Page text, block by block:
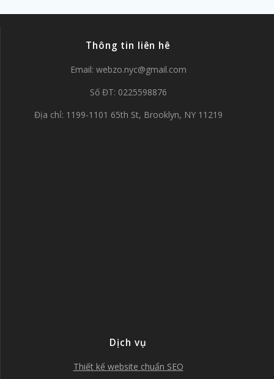
Thông tin liên hê
Email: webzo.nyc@gmail.com
Số ĐT: 0225598876
Địa chỉ: 1199-1101 65th St, Brooklyn, NY 11219
Dịch vụ
Thiết kế website chuẩn SEO